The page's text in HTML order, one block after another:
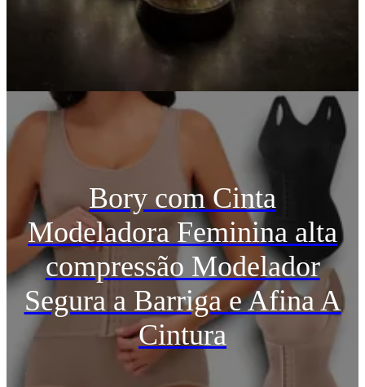
Bory com Cinta
Modeladora Feminina alta
compressão Modelador
Segura a Barriga e Afina A
Cintura